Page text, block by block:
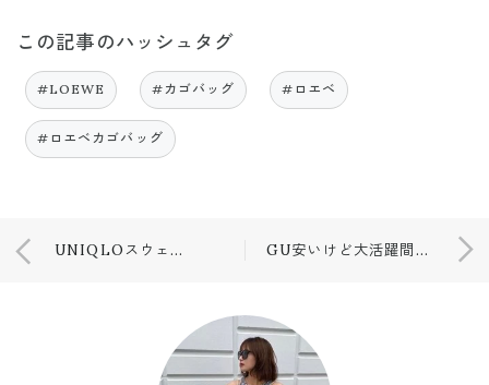
この記事のハッシュタグ
#LOEWE #カゴバッグ #ロエベ
#ロエベカゴバッグ
UNIQLOスウェット💛💛 GU安いけど大活躍間違いなし😘